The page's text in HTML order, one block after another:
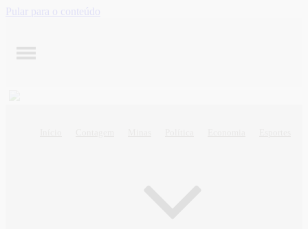
Pular para o conteúdo